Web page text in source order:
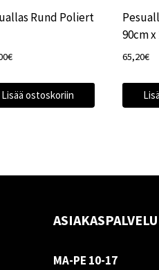
Rund Poliert
€
Lisää ostoskoriin
90cm
65,20€
ASIAKASPALVELU
MA-PE 10-17